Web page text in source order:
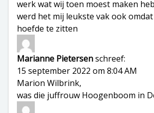
werk wat wij toen moest maken
werd het mij leukste vak ook
hoefde te zitten
Marianne Pietersenschreef:
15 september 2022 om 8:04 AM
Marion Wilbrink,
was die juffrouw Hoogenboom in